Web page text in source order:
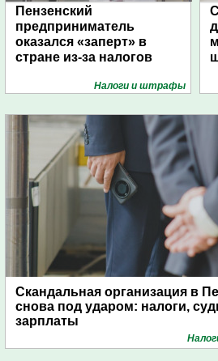
Пензенский
предприниматель
оказался «заперт» в
стране из-за налогов
Налоги и штрафы
Скандальная организация в
снова под ударом: налоги,
зарплаты